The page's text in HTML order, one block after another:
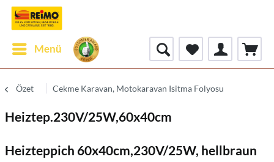
Menü
Özet Cekme Karavan, Motokaravan Isitma Folyosu
Heiztep.230V/25W,60x40cm
Heizteppich 60x40cm,230V/25W, hellbraun